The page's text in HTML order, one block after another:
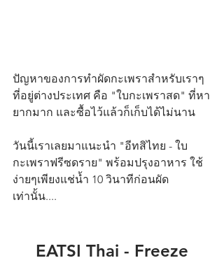
ปัญหาของการทำผัดกะเพราสำหรับเราๆ
ที่อยู่ต่างประเทศ คือ "ใบกะเพราสด" ที่หา
ยากมาก และซื้อไว้แล้วก็เก็บได้ไม่นาน
วันนี้เราเลยมาแนะนำ "อีทสิไทย - ใบ
กะเพราฟรีซดราย" พร้อมปรุงอาหาร ใช้
ง่ายๆเพียงแช่น้ำ 10 วินาทีก่อนผัด
เท่านั้น....